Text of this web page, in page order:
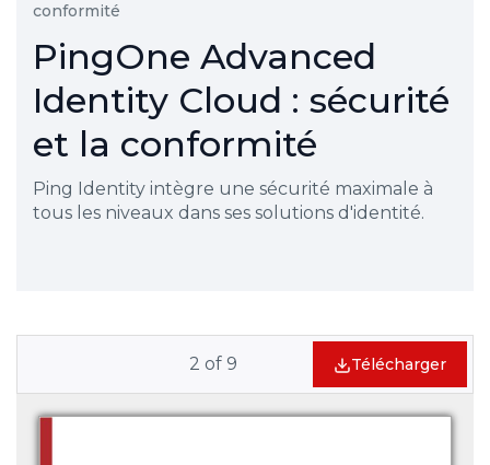
conformité
PingOne Advanced
Identity Cloud : sécurité
et la conformité
Ping Identity intègre une sécurité maximale à
tous les niveaux dans ses solutions d'identité.
2 of 9 Télécharger